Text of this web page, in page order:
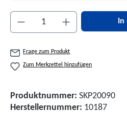
Produkt Anzahl: Gib
Frage zum Produkt
Zum Merkzettel hinzufügen
Produktnummer: SKP20090
Herstellernummer: 10187